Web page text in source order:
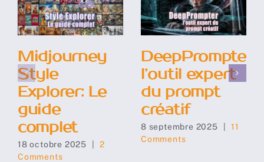
Midjourney
Style
Explorer: Le
guide
complet
18 octobre 2025
2
Comments
DeepPrompter:
l’outil expert
du prompt
créatif
8 septembre 2025
11
Comments